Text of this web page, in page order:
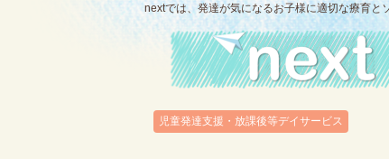
nextでは、発達が気になるお子様に適切な療育と
児童発達支援・放課後等デイサービス